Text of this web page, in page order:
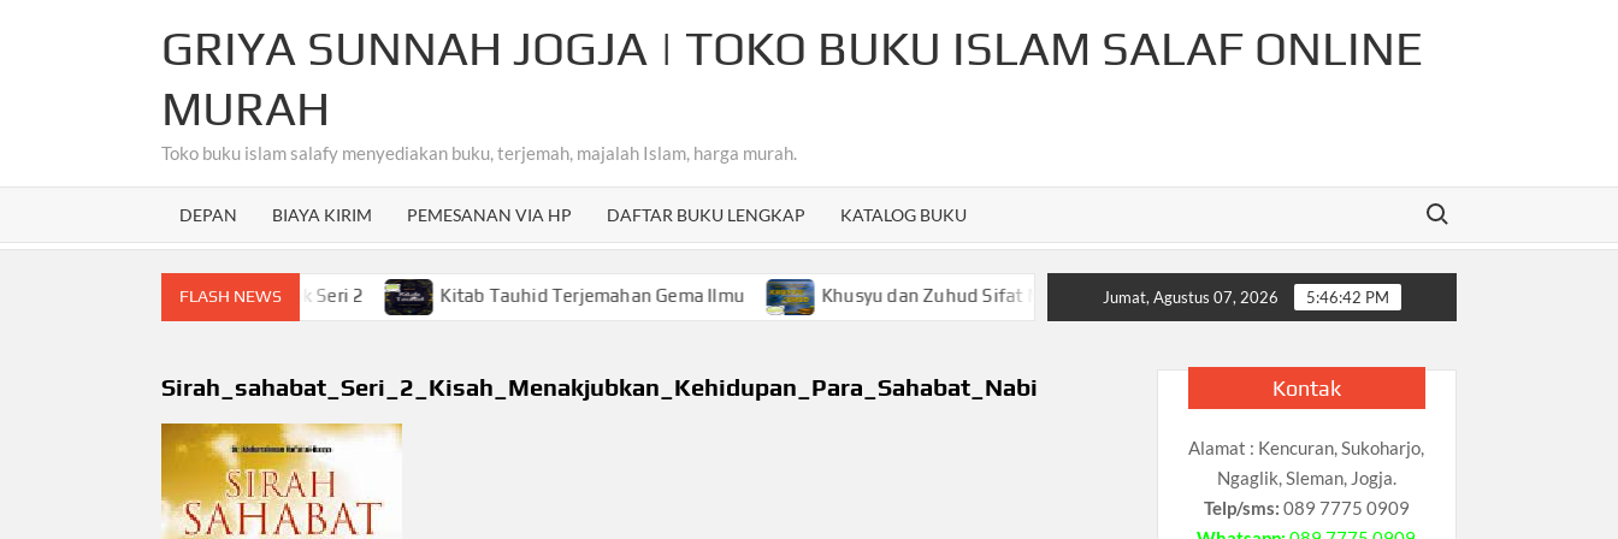
GRIYA SUNNAH JOGJA | TOKO BUKU ISLAM SALAF ONLINE
MURAH
Toko buku islam salafy menyediakan buku, terjemah, majalah Islam, harga murah.
DEPAN BIAYA KIRIM PEMESANAN VIA HP DAFTAR BUKU LENGKAP KATALOG BUKU
Search for:
FLASH NEWS
Arab Untuk Anak-Anak Seri 2 Kitab Tauhid Terjemahan Gema Ilmu Khusyu dan Zuhud Sifat Mulia Hamba Ar-Rahman Cahaya Tauhid Press
Jumat, Agustus 07, 2026 5:46:42 PM
Sirah_sahabat_Seri_2_Kisah_Menakjubkan_Kehidupan_Para_Sahabat_Nabi Kontak
Alamat : Kencuran, Sukoharjo,
Ngaglik, Sleman, Jogja.
Telp/sms: 089 7775 0909